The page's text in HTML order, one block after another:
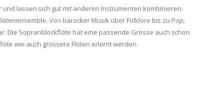
lassen sich gut mit anderen Instrumenten kombinieren.
Von barocker Musik über Folklore bis zu Pop,
Die Sopranblockflöte hat eine passende Grösse auch schon
wie auch grössere Flöten erlernt werden.